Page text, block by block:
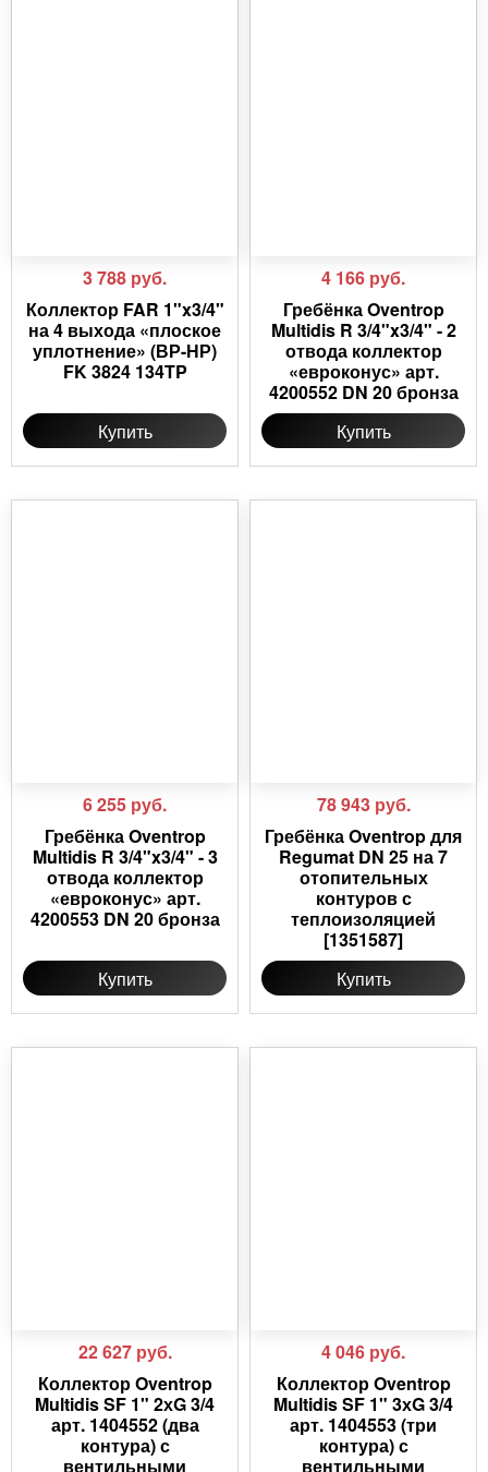
3 788 руб.
Коллектор FAR 1"x3/4"
на 4 выхода «плоское
уплотнение» (ВР-НР)
FK 3824 134TP
Купить
4 166 руб.
Гребёнка Oventrop
Multidis R 3/4"x3/4" - 2
отвода коллектор
«евроконус» арт.
4200552 DN 20 бронза
Купить
6 255 руб.
Гребёнка Oventrop
Multidis R 3/4"x3/4" - 3
отвода коллектор
«евроконус» арт.
4200553 DN 20 бронза
Купить
78 943 руб.
Гребёнка Oventrop для
Regumat DN 25 на 7
отопительных
контуров с
теплоизоляцией
[1351587]
Купить
22 627 руб.
Коллектор Oventrop
Multidis SF 1" 2хG 3/4
арт. 1404552 (два
контура) с
вентильными
4 046 руб.
Коллектор Oventrop
Multidis SF 1" 3хG 3/4
арт. 1404553 (три
контура) с
вентильными